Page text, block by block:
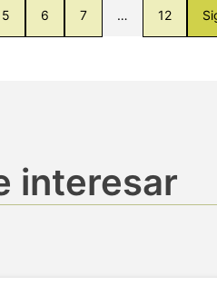
5 6 7 … 12
interesar